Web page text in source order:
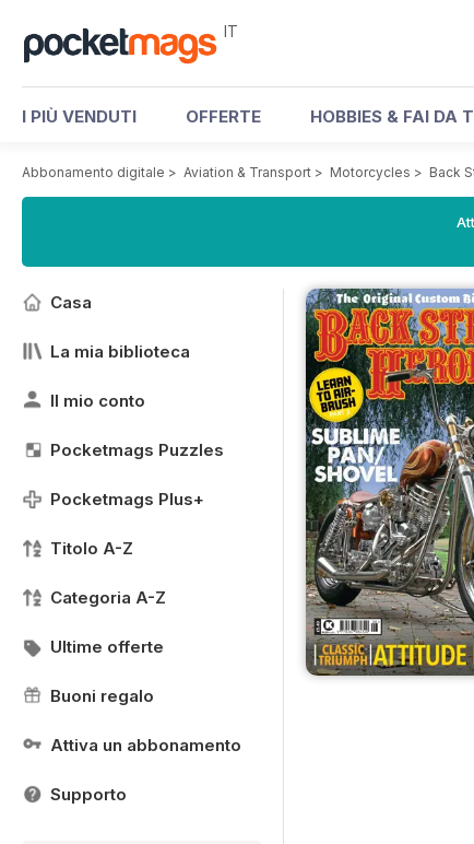
IT
I PIÙ VENDUTI OFFERTE HOBBIES & FAI DA
Abbonamento digitale > Aviation & Transport > Motorcycles > Back
Casa
La mia biblioteca
Il mio conto
Pocketmags Puzzles
Pocketmags Plus+
Titolo A-Z
Categoria A-Z
Ultime offerte
Buoni regalo
Attiva un abbonamento
Supporto